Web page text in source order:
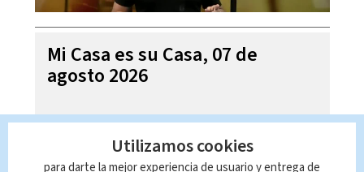
Mi Casa es su Casa, 07 de
agosto 2026
Utilizamos cookies
para darte la mejor experiencia de usuario y entrega de